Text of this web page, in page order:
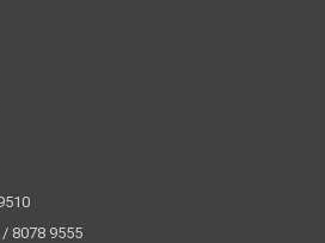
8078 9555